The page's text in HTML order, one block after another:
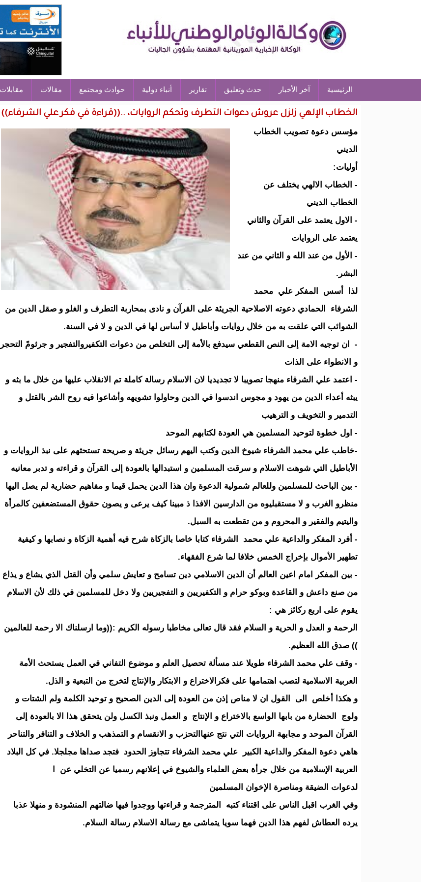
الرئيسية آخر الأخبار حدث وتعليق تقارير أنباء دولية حوادث ومجتمع مقالات مقابلات
الخطاب الإلهي زلزل عروش دعوات التطرف وتحكم الروايات، ..((قراءة في فكر علي الشرفاء))
مؤسس دعوة تصويب الخطاب
الديني
أوليات:
- الخطاب الالهي يختلف عن
الخطاب الديني
- الاول يعتمد على القرآن والثاني
يعتمد على الروايات
- الأول من عند الله و الثاني من عند
البشر.
لذا أسس المفكر علي محمد
الشرفاء الحمادي دعوته الاصلاحية الجريئة على القرآن و نادى بمحاربة التطرف و الغلو و صقل الدين من
الشوائب التي علقت به من خلال روايات وأباطيل لا أساس لها في الدين و لا في السنة.
- ان توجيه الامة إلى النص القطعي سيدفع بالأمة إلى التخلص من دعوات التكفيروالتفجير و جرثومً التحجر
و الانطواء على الذات
- اعتمد علي الشرفاء منهجا تصويبا لا تجديديا لان الاسلام رسالة كاملة تم الانقلاب عليها من خلال ما بثه و
يبثه أعداء الدين من يهود و مجوس اندسوا في الدين وحاولوا تشويهه وأشاعوا فيه روح الشر بالقتل و
التدمير و التخويف و الترهيب
- اول خطوة لتوحيد المسلمين هي العودة لكتابهم الموحد
-خاطب علي محمد الشرفاء شيوخ الدين وكتب اليهم رسائل جريئة و صريحة تستحثهم على نبذ الروايات و
الأباطيل التي شوهت الاسلام و سرقت المسلمين و استبدالها بالعودة إلى القرآن و قراءته و تدبر معانيه
- بين الباحث للمسلمين وللعالم شمولية الدعوة وان هذا الدين يحمل قيما و مفاهيم حضارية لم يصل اليها
منظرو الغرب و لا مستقبليوه من الدارسين الافذا ذ مبينا كيف يرعى و يصون حقوق المستضعفين كالمرأة
واليتيم والفقير و المحروم و من تقطعت به السبل.
- أفرد المفكر والداعية علي محمد الشرفاء كتابا خاصا بالزكاة شرح فيه أهمية الزكاة و نصابها و كيفية
تطهير الأموال بإخراج الخمس خلافا لما شرع الفقهاء.
- بين المفكر امام اعين العالم أن الدين الاسلامي دين تسامح و تعايش سلمي وأن القتل الذي يشاع و يذاع
من صنع داعش و القاعدة وبوكو حرام و التكفيريين و التفجيريين ولا دخل للمسلمين في ذلك لأن الاسلام
يقوم على اربع ركائز هي :
الرحمة و العدل و الحرية و السلام فقد قال تعالى مخاطبا رسوله الكريم :((وما ارسلناك الا رحمة للعالمين
)) صدق الله العظيم.
- وقف علي محمد الشرفاء طويلا عند مسألة تحصيل العلم و موضوع التفاني في العمل يستحث الأمة
العربية الاسلامية لتصب اهتمامها على فكرالاختراع و الابتكار والإنتاج لتخرج من التبعية و الذل.
و هكذا أخلص الى القول ان لا مناص إذن من العودة إلى الدين الصحيح و توحيد الكلمة ولم الشتات و
ولوج الحضارة من بابها الواسع بالاختراع و الإنتاج و العمل ونبذ الكسل ولن يتحقق هذا الا بالعودة إلى
القرآن الموحد و مجابهة الروايات التي نتج عنهاالتحزب و الانقسام و التمذهب و الخلاف و التنافر والتناحر
هاهي دعوة المفكر والداعية الكبير علي محمد الشرفاء تتجاوز الحدود فتجد صداها مجلجلا. في كل البلاد
العربية الإسلامية من خلال جرأة بعض العلماء والشيوخ في إعلانهم رسميا عن التخلي عن ا
لدعوات الضيقة ومناصرة الإخوان المسلمين
وفي الغرب اقبل الناس على اقتناء كتبه المترجمة و قراءتها ووجدوا فيها ضالتهم المنشودة و منهلا عذبا
يرده العطاش لفهم هذا الدين فهما سويا يتماشى مع رسالة الاسلام رسالة السلام.